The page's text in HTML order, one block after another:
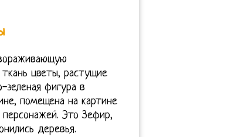
цветы, растущие
зеленая фигура в
помещена на картине
Это Зефир,
деревья.